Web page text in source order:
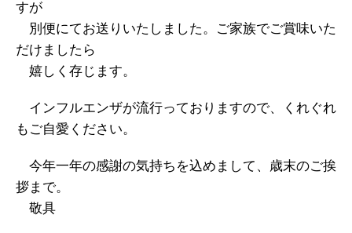
すが
別便にてお送りいたしました。ご家族でご賞味いた
だけましたら
嬉しく存じます。
インフルエンザが流行っておりますので、くれぐれ
もご自愛ください。
今年一年の感謝の気持ちを込めまして、歳末のご挨
拶まで。
敬具